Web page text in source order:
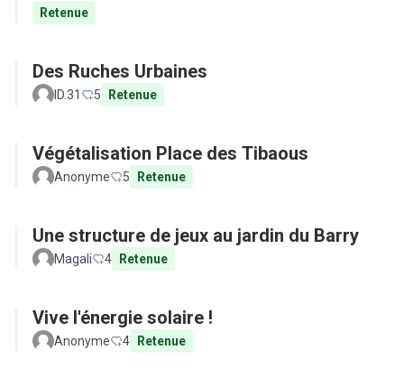
Retenue
Des Ruches Urbaines
ID.31 5 Retenue
Végétalisation Place des Tibaous
Anonyme 5 Retenue
Une structure de jeux au jardin du Barry
Magali 4 Retenue
Vive l'énergie solaire !
Anonyme 4 Retenue